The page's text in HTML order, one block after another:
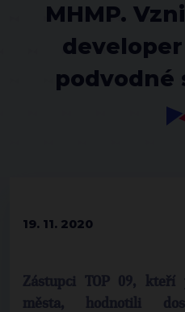
MHMP.
podvodné
19. 11. 2020
Zástupci TOP 09, kteří
města, hodnotili